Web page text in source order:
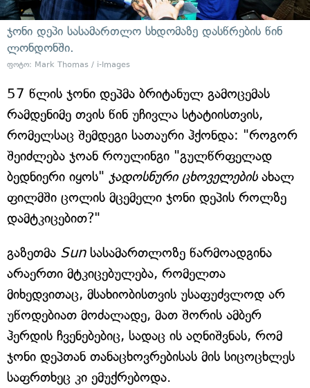
ჯონი დეპი სასამართლო სხდომაზე დასწრების წინ
ლონდონში.
ფოტო: Mark Thomas / i-Images
57 წლის ჯონი დეპმა ბრიტანულ გამოცემას
რამდენიმე თვის წინ უჩივლა სტატიისთვის,
რომელსაც შემდეგი სათაური ჰქონდა: "როგორ
შეიძლება ჯოან როულინგი "გულწრფელად
ბედნიერი იყოს" ჯადოსნური ცხოველებისახალ
ფილმში ცოლის მცემელი ჯონი დეპის როლზე
დამტკიცებით?"
გაზეთმა Sunსასამართლოზე წარმოადგინა
არაერთი მტკიცებულება, რომელთა
მიხედვითაც, მსახიობისთვის უსაფუძვლოდ არ
უწოდებიათ მოძალადე, მათ შორის ამბერ
ჰერდის ჩვენებებიც, სადაც ის აღნიშვნას, რომ
ჯონი დეპთან თანაცხოვრებისას მის სიცოცხლეს
საფრთხეც კი ემუქრებოდა.